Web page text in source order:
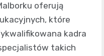
oferują
które
kadra
takich